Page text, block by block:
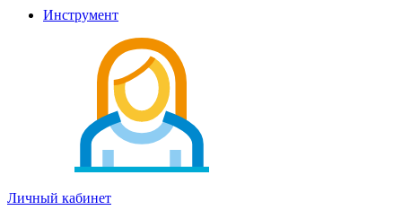
Инструмент
Личный кабинет